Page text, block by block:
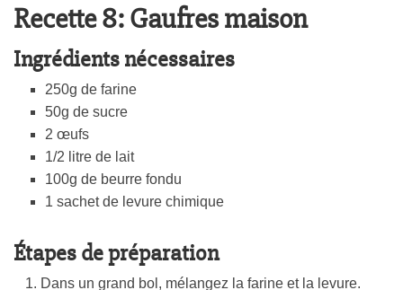
Recette 8: Gaufres maison
Ingrédients nécessaires
250g de farine
50g de sucre
2 œufs
1/2 litre de lait
100g de beurre fondu
1 sachet de levure chimique
Étapes de préparation
Dans un grand bol, mélangez la farine et la levure.